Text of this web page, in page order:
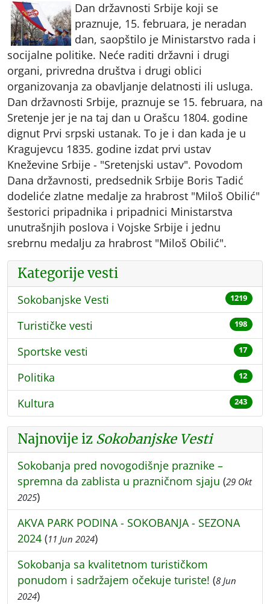
Dan državnosti Srbije koji se
praznuje, 15. februara, je neradan
dan, saopštilo je Ministarstvo rada i
socijalne politike. Neće raditi državni i drugi
organi, privredna društva i drugi oblici
organizovanja za obavljanje delatnosti ili usluga.
Dan državnosti Srbije, praznuje se 15. februara, na
Sretenje jer je na taj dan u Orašcu 1804. godine
dignut Prvi srpski ustanak. To je i dan kada je u
Kragujevcu 1835. godine izdat prvi ustav
Kneževine Srbije - "Sretenjski ustav". Povodom
Dana državnosti, predsednik Srbije Boris Tadić
dodeliće zlatne medalje za hrabrost "Miloš Obilić"
šestorici pripadnika i pripadnici Ministarstva
unutrašnjih poslova i Vojske Srbije i jednu
srebrnu medalju za hrabrost "Miloš Obilić".
Kategorije vesti
Sokobanjske Vesti 1219
Turističke vesti 198
Sportske vesti 17
Politika 12
Kultura 243
Najnovije iz Sokobanjske Vesti
Sokobanja pred novogodišnje praznike –
spremna da zablista u prazničnom sjaju (29 Okt
2025)
AKVA PARK PODINA - SOKOBANJA - SEZONA
2024 (11 Jun 2024)
Sokobanja sa kvalitetnom turističkom
ponudom i sadržajem očekuje turiste! (8 Jun
2024)